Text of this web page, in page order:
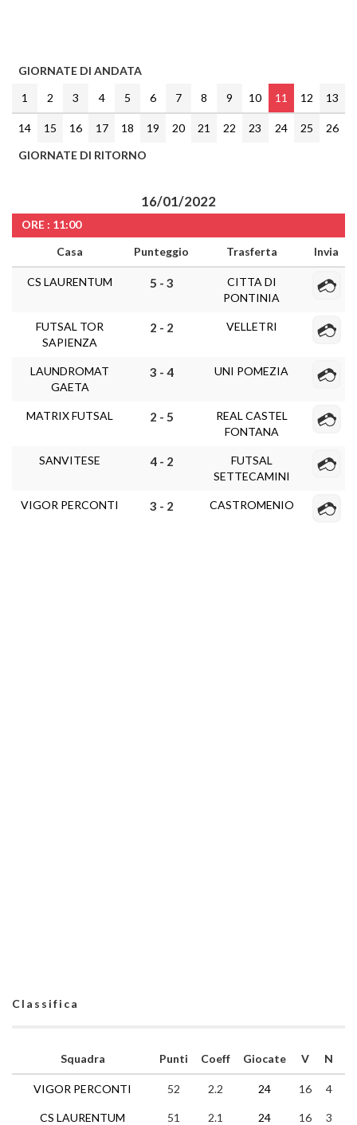
GIORNATE DI ANDATA
1
2 3 4 5 6 7 8 9 10 11 12 13
14 15 16 17 18 19 20 21 22 23 24 25
26
GIORNATE DI RITORNO
16/01/2022
ORE : 11:00
Casa
Punteggio Trasferta Invia
CS LAURENTUM 5 - 3
CITTA DI
PONTINIA
FUTSAL TOR
SAPIENZA
2 - 2 VELLETRI
LAUNDROMAT
GAETA
3 - 4 UNI POMEZIA
MATRIX FUTSAL 2 - 5
REAL CASTEL
FONTANA
SANVITESE 4 - 2
FUTSAL
SETTECAMINI
VIGOR PERCONTI 3 - 2 CASTROMENIO
Classifica
Squadra
VIGOR PERCONTI
CS LAURENTUM
Punti Coeff Giocate V N
52 2.2 24 16 4
51 2.1 24 16 3